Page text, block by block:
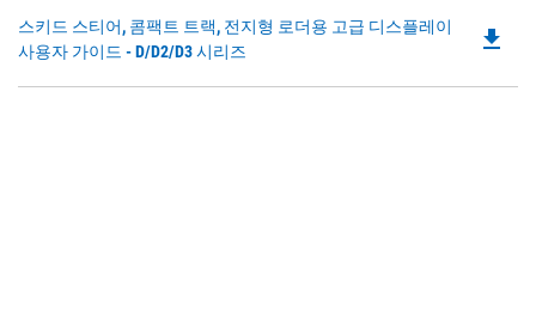
스키드 스티어, 콤팩트 트랙, 전지형 로더용 고급 디스플레이
사용자 가이드 - D/D2/D3 시리즈
file_download